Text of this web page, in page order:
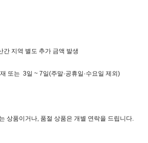
간 지역 별도 추가 금액 발생
또는 3일 ~ 7일(주말·공휴일·수요일 제외)
상품이거나, 품절 상품은 개별 연락을 드립니다.